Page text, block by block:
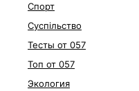
Спорт
Суспільство
Тесты от 057
Топ от 057
Экология